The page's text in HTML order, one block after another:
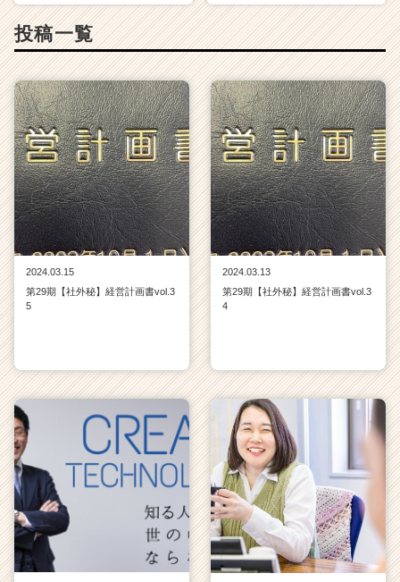
投稿一覧
2024.03.15
第29期【社外秘】経営計画書vol.3
5
2024.03.13
第29期【社外秘】経営計画書vol.3
4